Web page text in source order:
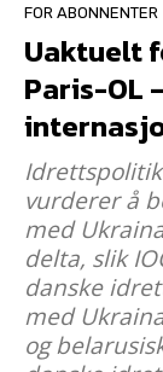
FOR ABONNENTER
Uaktuelt
Paris-OL
vurderer å
med
delta, slik
danske
med
og